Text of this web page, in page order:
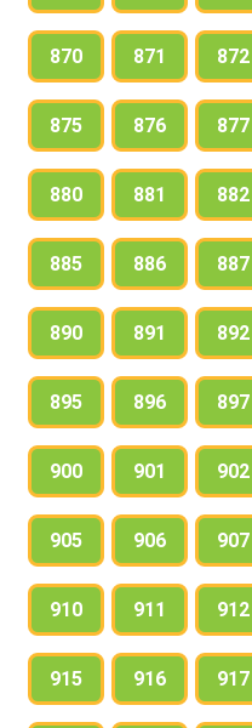
870 871 872
875 876 877
880 881 882
885 886 887
890 891 892
895 896 897
900 901 902
905 906 907
910 911 912
915 916 917